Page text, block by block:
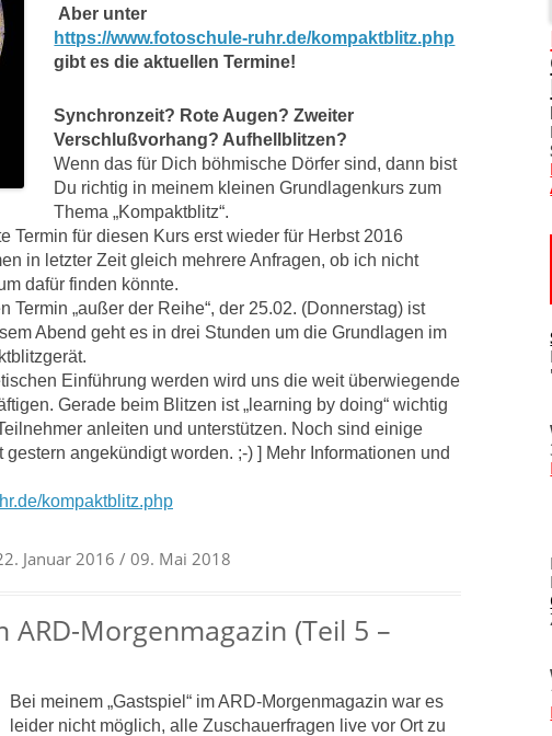
SOZIALE NETZWERKE
WO IST TOM?
IMPRESSUM
Aber unter
https://www.fotoschule-ruhr.de/kompaktblitz.php
gibt es die aktuellen Termine!
Synchronzeit? Rote Augen? Zweiter
Verschlußvorhang? Aufhellblitzen?
Wenn das für Dich böhmische Dörfer sind, dann bist
Du richtig in meinem kleinen Grundlagenkurs zum
Thema „Kompaktblitz“.
Termin für diesen Kurs erst wieder für Herbst 2016
in letzter Zeit gleich mehrere Anfragen, ob ich nicht
dafür finden könnte.
Termin „außer der Reihe“, der 25.02. (Donnerstag) ist
Abend geht es in drei Stunden um die Grundlagen im
Einführung werden wird uns die weit überwiegende
Gerade beim Blitzen ist „learning by doing“ wichtig
anleiten und unterstützen. Noch sind einige
gestern angekündigt worden. ;-) ] Mehr Informationen und
kompaktblitz.php
Januar 2016 / 09. Mai 2018
ARD-Morgenmagazin (Teil 5 –
Bei meinem „Gastspiel“ im ARD-Morgenmagazin war es
leider nicht möglich, alle Zuschauerfragen live vor Ort zu